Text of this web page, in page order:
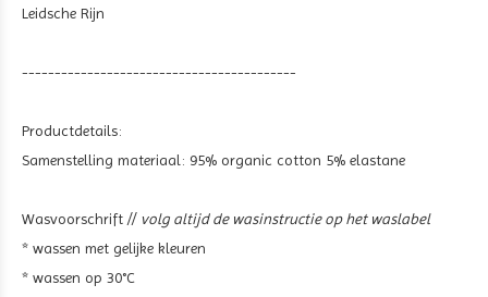
Leidsche Rijn
------------------------------------------
Productdetails:
Samenstelling materiaal: 95% organic cotton 5% elastane
Wasvoorschrift // volg altijd de wasinstructie op het waslabel
* wassen met gelijke kleuren
* wassen op 30°C